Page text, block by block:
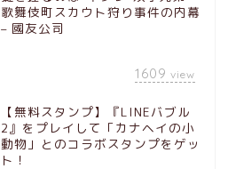
歌舞伎町スカウト狩り事件の内幕
– 國友公司
1609 view
【無料スタンプ】『LINEバブル
2』をプレイして「カナヘイの小
動物」とのコラボスタンプをゲッ
ト！